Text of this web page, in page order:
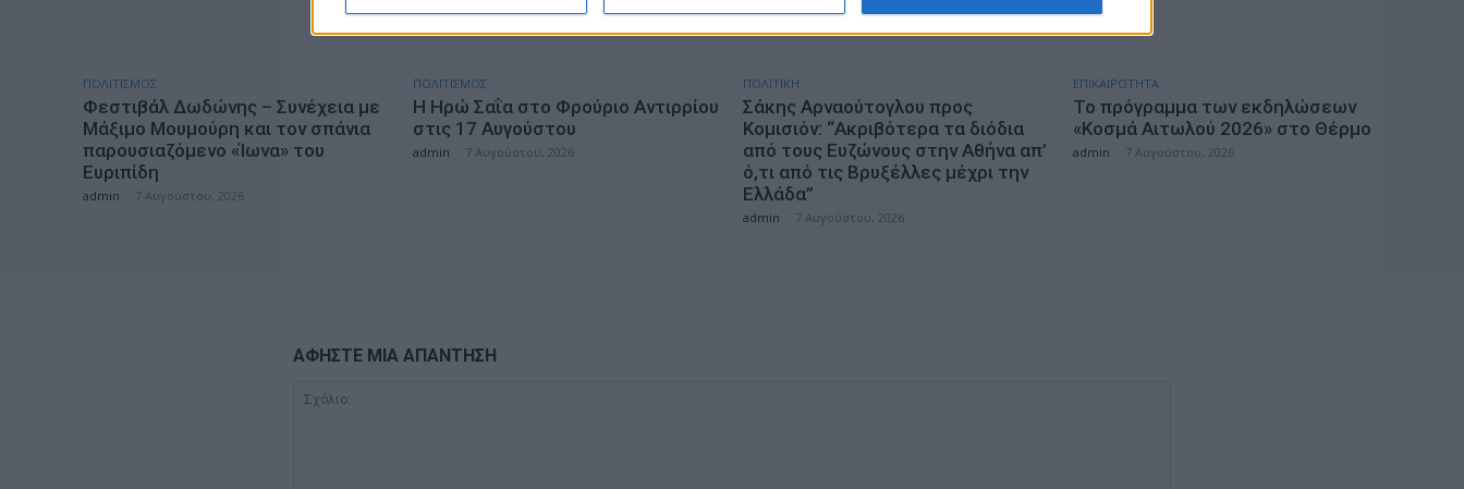
ΠΟΛΙΤΙΣΜΟΣ
Φεστιβάλ Δωδώνης – Συνέχεια με
Μάξιμο Μουμούρη και τον σπάνια
παρουσιαζόμενο «Ίωνα» του
Ευριπίδη
admin 7 Αυγούστου, 2026
ΠΟΛΙΤΙΣΜΟΣ
Η Ηρώ Σαΐα στο Φρούριο Αντιρρίου
στις 17 Αυγούστου
admin 7 Αυγούστου, 2026
ΠΟΛΙΤΙΚΗ
Σάκης Αρναούτογλου προς
Κομισιόν: “Ακριβότερα τα διόδια
από τους Ευζώνους στην Αθήνα απ’
ό,τι από τις Βρυξέλλες μέχρι την
Ελλάδα”
admin 7 Αυγούστου, 2026
ΕΠΙΚΑΙΡΟΤΗΤΑ
Το πρόγραμμα των εκδηλώσεων
«Κοσμά Αιτωλού 2026» στο Θέρμο
admin 7 Αυγούστου, 2026
ΑΦΗΣΤΕ ΜΙΑ ΑΠΑΝΤΗΣΗ